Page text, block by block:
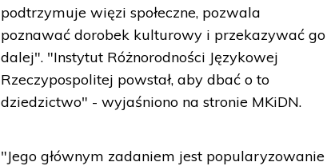
podtrzymuje więzi społeczne, pozwala
poznawać dorobek kulturowy i przekazywać go
dalej". "Instytut Różnorodności Językowej
Rzeczypospolitej powstał, aby dbać o to
dziedzictwo" - wyjaśniono na stronie MKiDN.
"Jego głównym zadaniem jest popularyzowanie